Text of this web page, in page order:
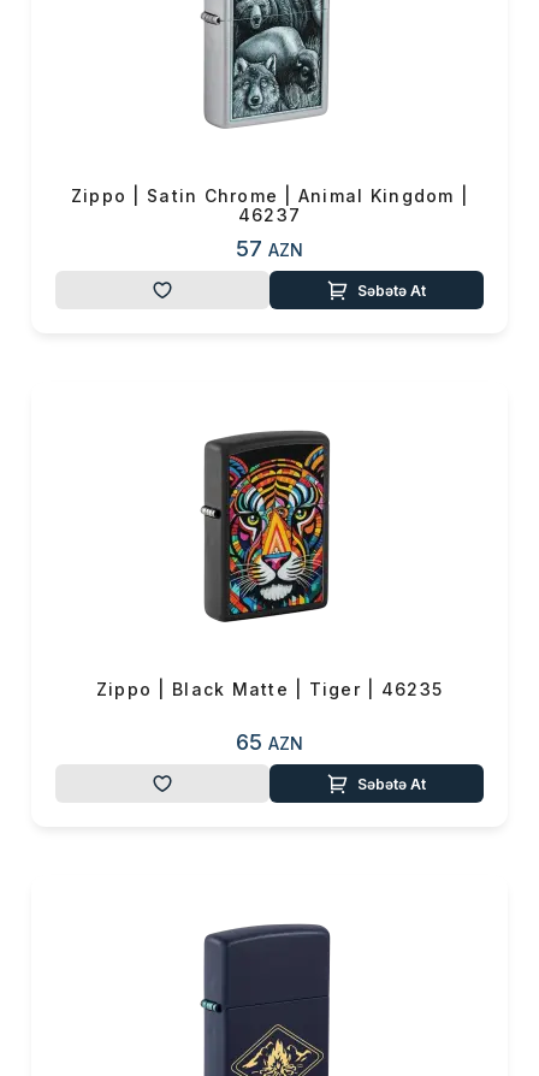
Zippo | Satin Chrome | Animal Kingdom |
46237
57 AZN
Səbətə At
Zippo | Black Matte | Tiger | 46235
65 AZN
Səbətə At